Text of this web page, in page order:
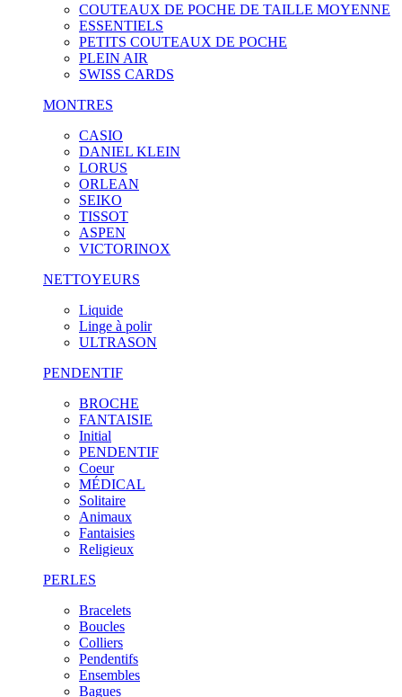
COUTEAUX DE POCHE DE TAILLE MOYENNE
ESSENTIELS
PETITS COUTEAUX DE POCHE
PLEIN AIR
SWISS CARDS
MONTRES
CASIO
DANIEL KLEIN
LORUS
ORLEAN
SEIKO
TISSOT
ASPEN
VICTORINOX
NETTOYEURS
Liquide
Linge à polir
ULTRASON
PENDENTIF
BROCHE
FANTAISIE
Initial
PENDENTIF
Coeur
MÉDICAL
Solitaire
Animaux
Fantaisies
Religieux
PERLES
Bracelets
Boucles
Colliers
Pendentifs
Ensembles
Bagues